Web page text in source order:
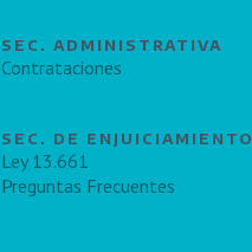
SEC. ADMINISTRATIVA
Contrataciones
SEC. DE ENJUICIAMIENTO
Ley 13.661
Preguntas Frecuentes